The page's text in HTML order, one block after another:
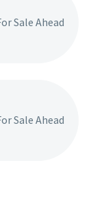
Sale Ahead
Sale Ahead